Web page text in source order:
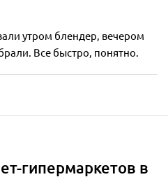
утром блендер, вечером
Все быстро, понятно.
гипермаркетов в